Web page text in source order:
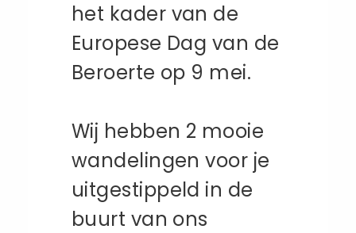
het kader van de
Europese Dag van de
Beroerte op 9 mei.
Wij hebben 2 mooie
wandelingen voor je
uitgestippeld in de
buurt van ons